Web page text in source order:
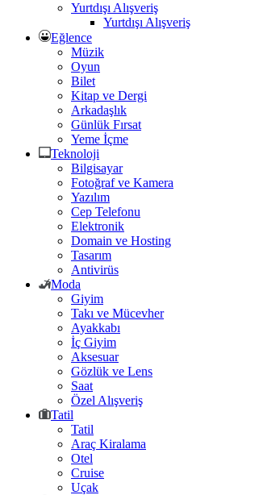
Yurtdışı Alışveriş
Yurtdışı Alışveriş
Eğlence
Müzik
Oyun
Bilet
Kitap ve Dergi
Arkadaşlık
Günlük Fırsat
Yeme İçme
Teknoloji
Bilgisayar
Fotoğraf ve Kamera
Yazılım
Cep Telefonu
Elektronik
Domain ve Hosting
Tasarım
Antivirüs
Moda
Giyim
Takı ve Mücevher
Ayakkabı
İç Giyim
Aksesuar
Gözlük ve Lens
Saat
Özel Alışveriş
Tatil
Tatil
Araç Kiralama
Otel
Cruise
Uçak